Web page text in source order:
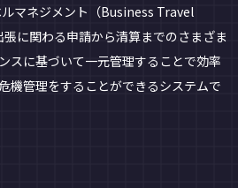
マネジメント（Business Travel
に関わる申請から清算までのさまざま
スに基づいて一元管理することで効率
機管理をすることができるシステムで